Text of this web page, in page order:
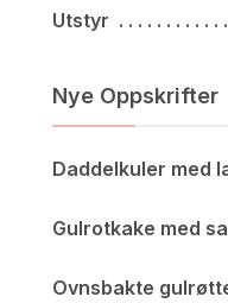
Utstyr
Nye Oppskrifter
Daddelkuler med
Gulrotkake med
Ovnsbakte